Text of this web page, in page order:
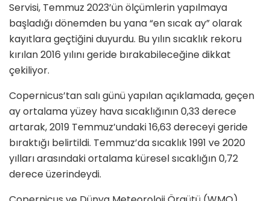
Servisi, Temmuz 2023’ün ölçümlerin yapılmaya
başladığı dönemden bu yana “en sıcak ay” olarak
kayıtlara geçtiğini duyurdu. Bu yılın sıcaklık rekoru
kırılan 2016 yılını geride bırakabileceğine dikkat
çekiliyor.
Copernicus’tan salı günü yapılan açıklamada, geçen
ay ortalama yüzey hava sıcaklığının 0,33 derece
artarak, 2019 Temmuz’undaki 16,63 dereceyi geride
bıraktığı belirtildi. Temmuz’da sıcaklık 1991 ve 2020
yılları arasındaki ortalama küresel sıcaklığın 0,72
derece üzerindeydi.